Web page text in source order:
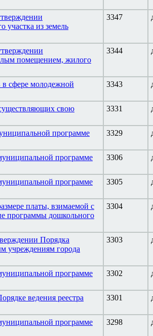
участка из земель
3347
помещением, жилого
3344
в сфере молодежной
3343
свою
3331
программе
3329
программе
3306
программе
3305
платы, взимаемой с
программы дошкольного
3304
Порядка
учреждениям города
3303
программе
3302
ведения реестра
3301
программе
3298